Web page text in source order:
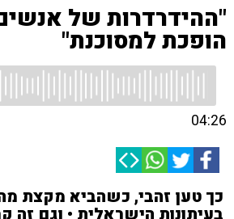
"ההידרדרות של
הופכת למסוכנת"
04:26
כך טען זהבי, כשהביא מקצת